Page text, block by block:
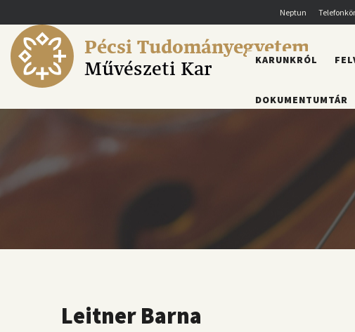
a
tartalomra
Neptun
Pécsi Tudományegyetem
Művészeti Kar
FŐMENÜ
KARUNKRÓL
DOKUMENTUMTÁR
Leitner Barna